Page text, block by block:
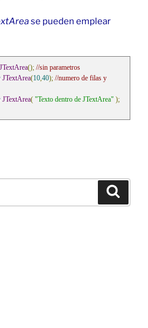
se pueden emplear
JTextArea(); //sin parametros
JTextArea(10,40); //numero de filas y
JTextArea( "Texto dentro de JTextArea" );